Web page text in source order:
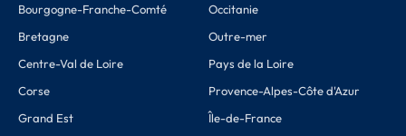
Bourgogne-Franche-Comté
Bretagne
Centre-Val de Loire
Corse
Grand Est
Occitanie
Outre-mer
Pays de la Loire
Provence-Alpes-Côte d'Azur
Île-de-France